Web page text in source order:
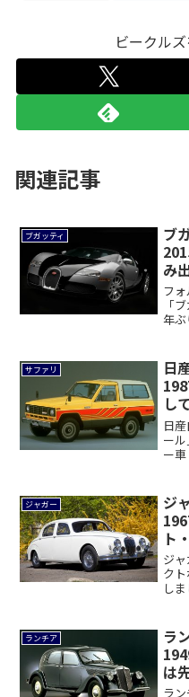
ビークル
関連記事
ブガッティ
ブ
み
フ
「
年
サファリ
日
し
日
ー
ー
ジャガー
ジ
ト
ジ
ク
し
ランチア
ラ
は
ラ